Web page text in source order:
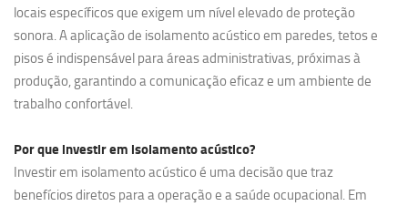
locais específicos que exigem um nível elevado de proteção
sonora. A aplicação de isolamento acústico em paredes, tetos e
pisos é indispensável para áreas administrativas, próximas à
produção, garantindo a comunicação eficaz e um ambiente de
trabalho confortável.
Por que investir em isolamento acústico?
Investir em isolamento acústico é uma decisão que traz
benefícios diretos para a operação e a saúde ocupacional. Em